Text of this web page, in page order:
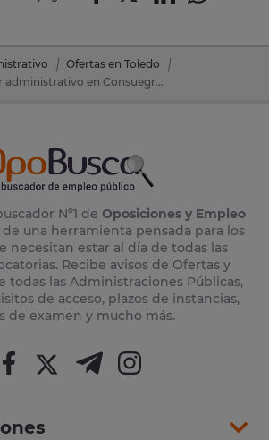
Ofertas en Toledo
Oposiciones de Auxiliar administrativo en Consuegra (Toledo)
Nº1 de Oposiciones y Empleo
de una herramienta pensada para los
necesitan estar al día de todas las
Recibe avisos de Ofertas y
todas las Administraciones Públicas,
de acceso, plazos de instancias,
de examen y mucho más.